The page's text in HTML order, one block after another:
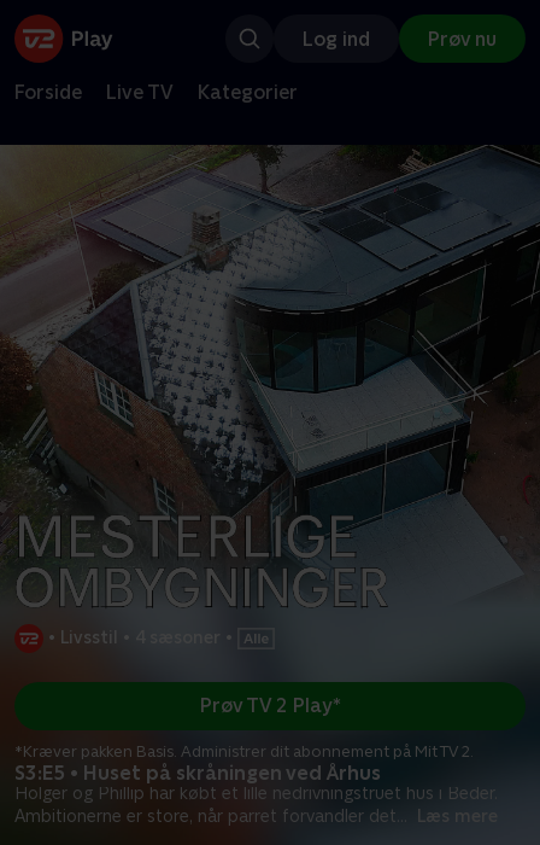
Log ind Prøv nu
Forside Live TV Kategorier
• Livsstil •
S3:E5 • Huset på skråningen ved Århus
Holger og Phillip har købt et lille nedrivningstruet hus i Beder.
Ambitionerne er store, når parret forvandler det... Læs mere
Prøv TV 2 Play*
*Kræver pakken Basis. Administrer dit abonnement på Mit TV 2.